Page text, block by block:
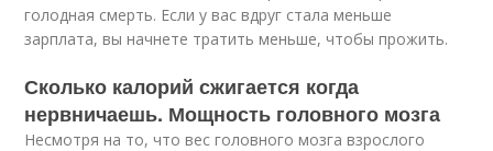
голодная смерть. Если у вас вдруг стала меньше
зарплата, вы начнете тратить меньше, чтобы прожить.
Сколько калорий сжигается когда
нервничаешь. Мощность головного мозга
Несмотря на то, что вес головного мозга взрослого